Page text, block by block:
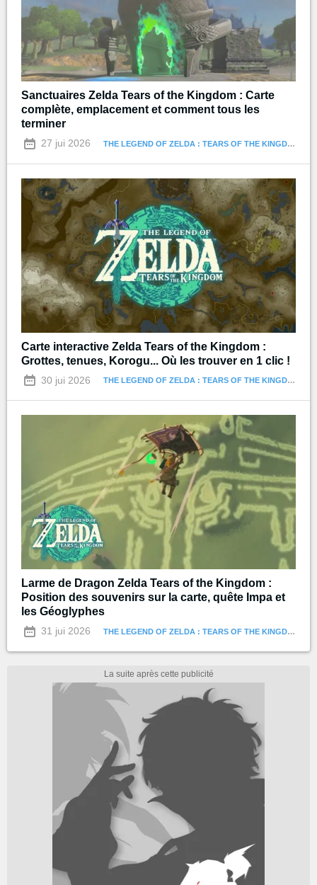
Sanctuaires Zelda Tears of the Kingdom : Carte
complète, emplacement et comment tous les
terminer
27 jui 2026 THE LEGEND OF ZELDA : TEARS OF THE KINGDOM
Carte interactive Zelda Tears of the Kingdom :
Grottes, tenues, Korogu... Où les trouver en 1 clic !
30 jui 2026 THE LEGEND OF ZELDA : TEARS OF THE KINGDOM
Larme de Dragon Zelda Tears of the Kingdom :
Position des souvenirs sur la carte, quête Impa et
les Géoglyphes
31 jui 2026 THE LEGEND OF ZELDA : TEARS OF THE KINGDOM